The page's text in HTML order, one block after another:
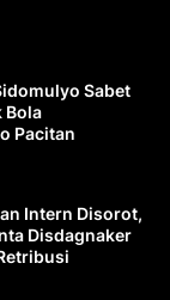
Sabet
Bola
Pacitan
Intern Disorot,
Disdagnaker